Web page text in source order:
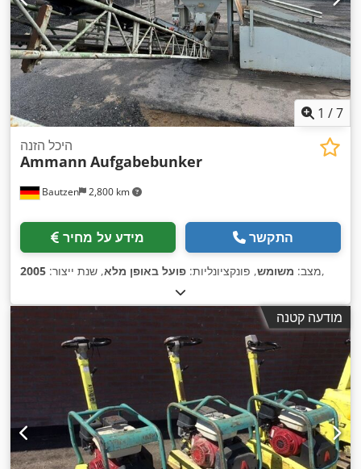
1 /7
Bautzen 2,800 km
היכל הזנה
Ammann Aufgabebunker
מידע על מחיר התקשר
מצב: משומש, פונקציונליות: פועל באופן מלא, שנת ייצור: 2005 ,
מודעה קטנה